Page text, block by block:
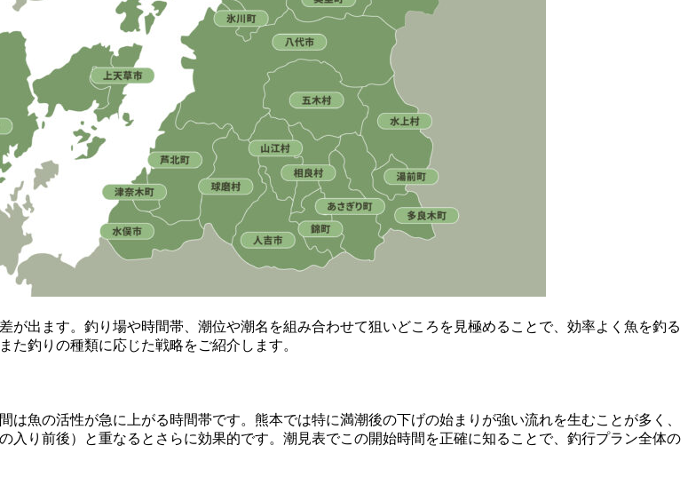
出ます。釣り場や時間帯、潮位や潮名を組み合わせて狙いどころを見極めることで、効率よく魚を釣る
釣りの種類に応じた戦略をご紹介します。
魚の活性が急に上がる時間帯です。熊本では特に満潮後の下げの始まりが強い流れを生むことが多く、
り前後）と重なるとさらに効果的です。潮見表でこの開始時間を正確に知ることで、釣行プラン全体の